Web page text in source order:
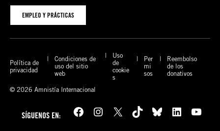
EMPLEO Y PRÁCTICAS
Política de
privacidad
Condiciones de
uso del sitio
web
Uso
de
cookie
s
Per
mi
sos
Reembolso
de los
donativos
© 2026 Amnistía Internacional
SÍGUENOS EN: Facebook Instagram X TikTok Bluesky LinkedIn YouTube